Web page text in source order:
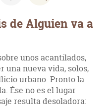
de Alguien va a
unos acantilados,
una nueva vida, solos,
urbano. Pronto la
Ése no es el lugar
resulta desoladora: